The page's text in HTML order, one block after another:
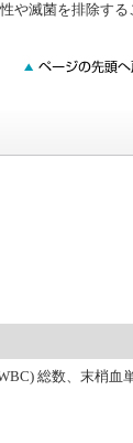
や滅菌を排除する
総数、末梢血